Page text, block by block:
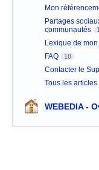
Mon
Partages
communautés
Lexique de
FAQ 18
Contacter le
Tous les articles
WEBEDIA -